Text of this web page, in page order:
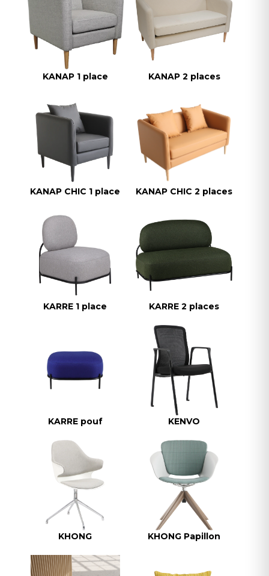
KANAP 1 place KANAP 2 places
KANAP CHIC 1 place KANAP CHIC 2 places
KARRE 1 place KARRE 2 places
KARRE pouf KENVO
KHONG KHONG Papillon